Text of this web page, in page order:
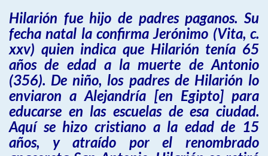
Hilarión fue hijo de padres paganos. Su
fecha natal la confirma Jerónimo (Vita, c.
xxv) quien indica que Hilarión tenía 65
años de edad a la muerte de Antonio
(356). De niño, los padres de Hilarión lo
enviaron a Alejandría [en Egipto] para
educarse en las escuelas de esa ciudad.
Aquí se hizo cristiano a la edad de 15
años, y atraído por el renombrado